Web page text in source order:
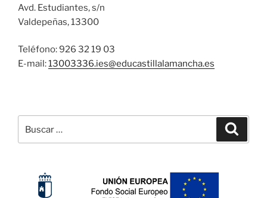
Avd. Estudiantes, s/n
Valdepeñas, 13300
Teléfono: 926 32 19 03
E-mail:13003336.ies@educastillalamancha.es
por: